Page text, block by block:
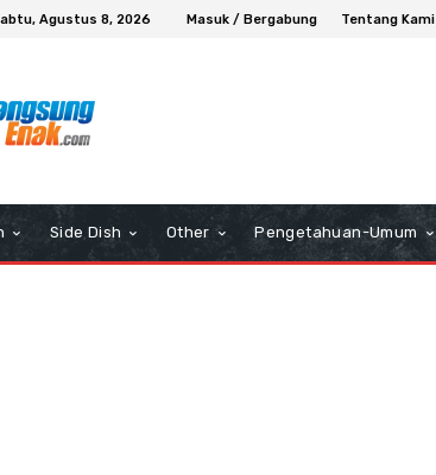
Agustus 8, 2026 Masuk / Bergabung Tentang Kami
Side Dish Other Pengetahuan-Umum